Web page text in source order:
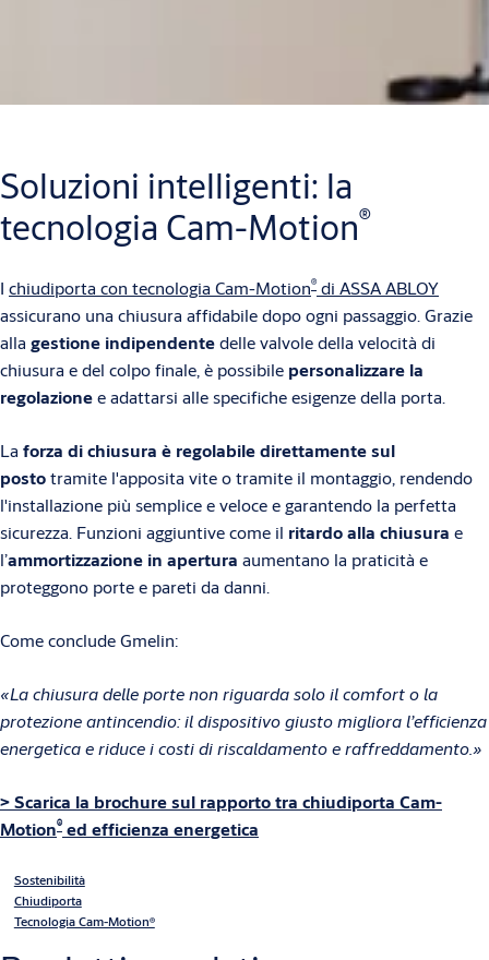
Soluzioni intelligenti: la
tecnologia Cam-Motion®
I chiudiporta con tecnologia Cam-Motion® di ASSA ABLOY
assicurano una chiusura affidabile dopo ogni passaggio. Grazie
alla gestione indipendentedelle valvole della velocità di
chiusura e del colpo finale, è possibile personalizzare la
regolazionee adattarsi alle specifiche esigenze della porta.
La forza di chiusura è regolabile direttamente sul
postotramite l'apposita vite o tramite il montaggio, rendendo
l'installazione più semplice e veloce e garantendo la perfetta
sicurezza. Funzioni aggiuntive come il ritardo alla chiusura e
l’ammortizzazione in apertura aumentano la praticità e
proteggono porte e pareti da danni.
Come conclude Gmelin:
«La chiusura delle porte non riguarda solo il comfort o la
protezione antincendio: il dispositivo giusto migliora l’efficienza
energetica e riduce i costi di riscaldamento e raffreddamento.»
> Scarica la brochure sul rapporto tra chiudiporta Cam-
Motion® ed efficienza energetica
Sostenibilità
Chiudiporta
Tecnologia Cam-Motion®